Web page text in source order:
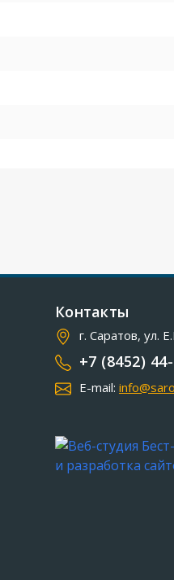
Контакты
г. Саратов, ул.
+7 (8452)
E-mail: